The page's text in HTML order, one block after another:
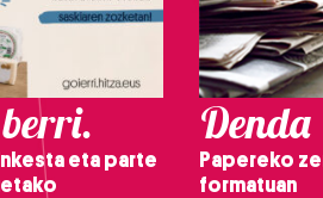
eta parte
Denda
Papereko
formatuan